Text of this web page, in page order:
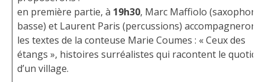
en première partie, à 19h30, Marc Maffiolo (saxophone
basse) et Laurent Paris (percussions) accompagneront
les textes de la conteuse Marie Coumes : « Ceux des
étangs », histoires surréalistes qui racontent le
d’un village.